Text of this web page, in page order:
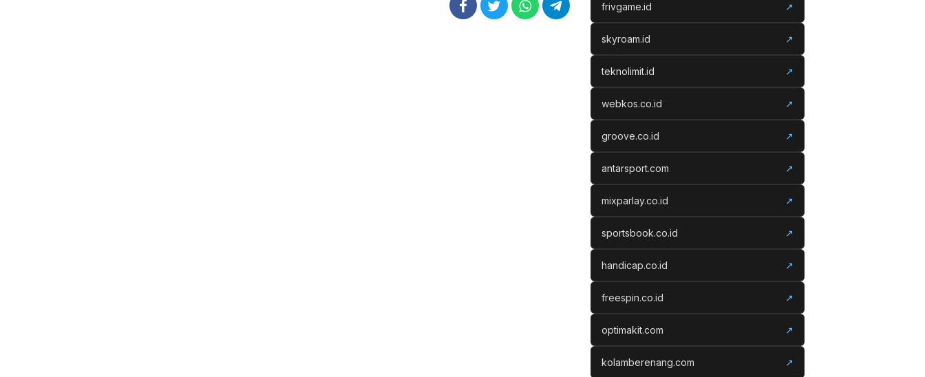
frivgame.id ↗
skyroam.id ↗
teknolimit.id ↗
webkos.co.id ↗
groove.co.id ↗
antarsport.com ↗
mixparlay.co.id ↗
sportsbook.co.id ↗
handicap.co.id ↗
freespin.co.id ↗
optimakit.com ↗
kolamberenang.com ↗